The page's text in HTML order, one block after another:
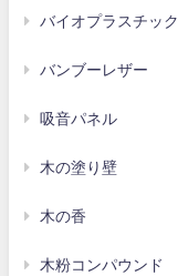
バイオプラスチック
バンブーレザー
吸音パネル
木の塗り壁
木の香
木粉コンパウンド